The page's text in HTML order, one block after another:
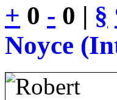
+ 0 - 0 | §
Noyce